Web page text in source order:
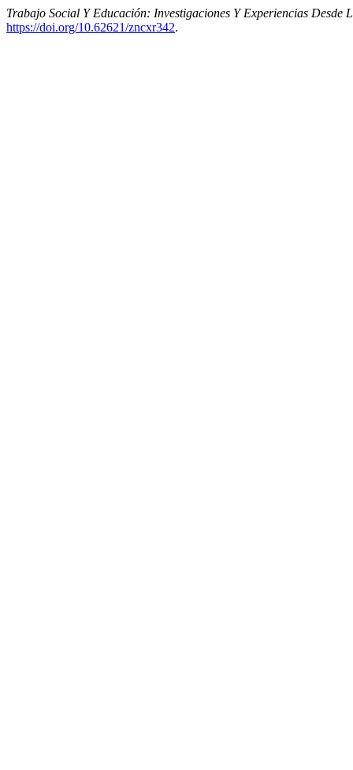
Trabajo Social Y Educación: Investigaciones Y Experiencias Desde
https://doi.org/10.62621/zncxr342.